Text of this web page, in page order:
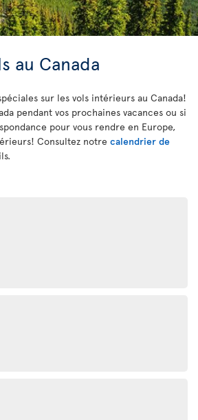
au Canada
sur les vols intérieurs au Canada!
pendant vos prochaines vacances ou si
pour vous rendre en Europe,
Consultez notre calendrier de